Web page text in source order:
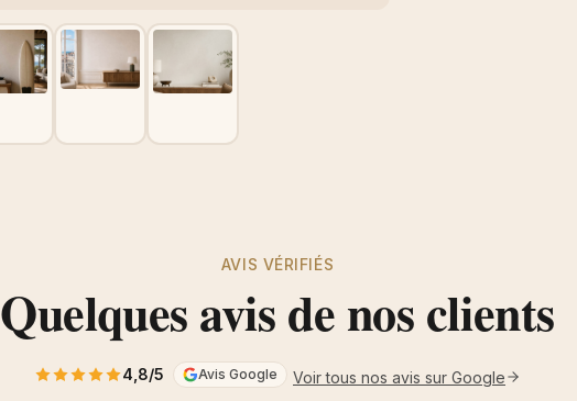
AVIS VÉRIFIÉS
Quelques avis de nos clients
4,8/5 Avis Google Voir tous nos avis sur Google